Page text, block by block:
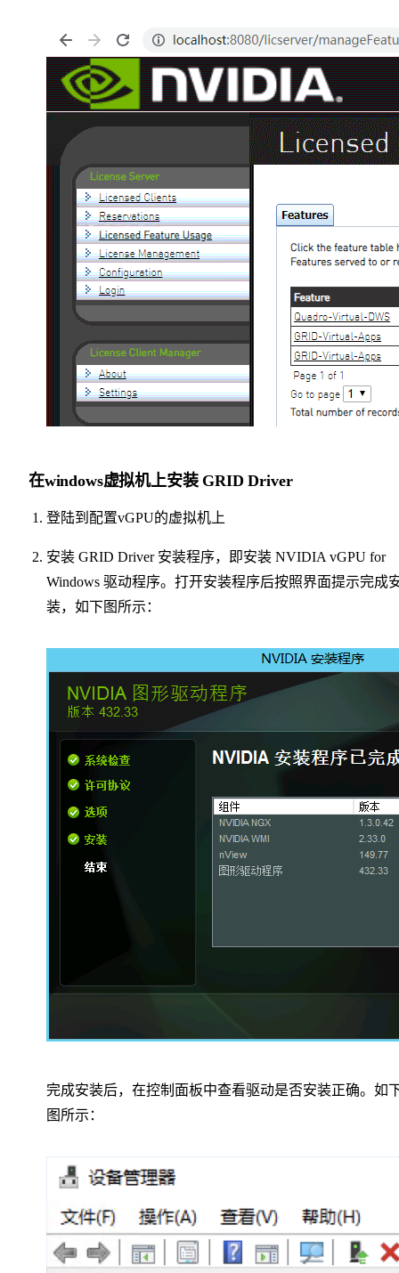
在windows虚拟机上安装 GRID Driver
登陆到配置vGPU的虚拟机上
安装 GRID Driver 安装程序，即安装 NVIDIA vGPU for
Windows 驱动程序。打开安装程序后按照界面提示完成
装，如下图所示：
完成安装后，在控制面板中查看驱动是否安装正确。如
图所示：